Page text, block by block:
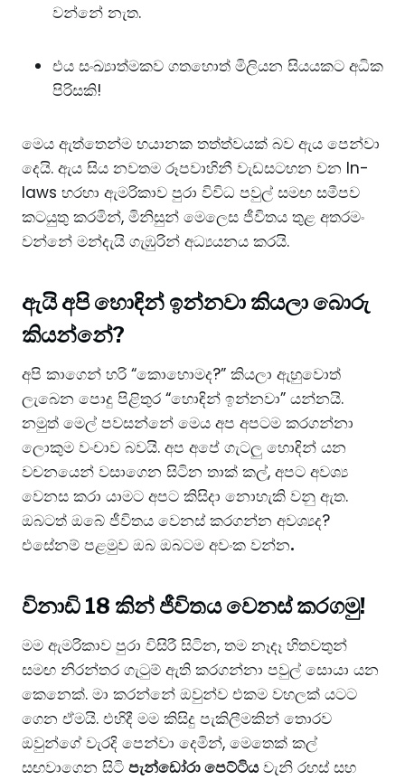
වන්නේ නැත.
එය සංඛ්‍යාත්මකව ගතහොත් මිලියන සියයකට අධික
පිරිසකි!
​මෙය ඇත්තෙන්ම භයානක තත්ත්වයක් බව ඇය පෙන්වා
දෙයි. ඇය සිය නවතම රූපවාහිනී වැඩසටහන වන In-
laws හරහා ඇමරිකාව පුරා විවිධ පවුල් සමඟ සමීපව
කටයුතු කරමින්, මිනිසුන් මෙලෙස ජීවිතය තුළ අතරමං
වන්නේ මන්දැයි ගැඹුරින් අධ්‍යයනය කරයි.
​ඇයි අපි හොඳින් ඉන්නවා කියලා බොරු
කියන්නේ?
​අපි කාගෙන් හරි “කොහොමද?” කියලා ඇහුවොත්
ලැබෙන පොදු පිළිතුර “හොඳින් ඉන්නවා” යන්නයි.
නමුත් මෙල් පවසන්නේ මෙය අප අපටම කරගන්නා
ලොකුම වංචාව බවයි. අප අපේ ගැටලු හොඳින් යන
වචනයෙන් වසාගෙන සිටින තාක් කල්, අපට අවශ්‍ය
වෙනස කරා යාමට අපට කිසිදා නොහැකි වනු ඇත. ​
ඔබටත් ඔබේ ජීවිතය වෙනස් කරගන්න අවශ්‍යද?
එසේනම් පළමුව ඔබ ඔබටම අවංක වන්න.
විනාඩි 18 කින් ජීවිතය වෙනස් කරගමු!
​මම ඇමරිකාව පුරා විසිරී සිටින, තම නෑදෑ හිතවතුන්
සමඟ නිරන්තර ගැටුම් ඇති කරගන්නා පවුල් සොයා යන
කෙනෙක්. මා කරන්නේ ඔවුන්ව එකම වහලක් යටට
ගෙන ඒමයි. එහිදී මම කිසිදු පැකිලීමකින් තොරව
ඔවුන්ගේ වැරදි පෙන්වා දෙමින්, මෙතෙක් කල්
සඟවාගෙන සිටි පැන්ඩෝරා පෙට්ටියවැනි රහස් සහ